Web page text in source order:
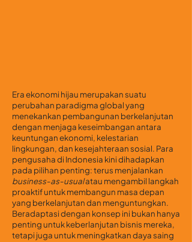
Era ekonomi hijau merupakan suatu
perubahan paradigma global yang
menekankan pembangunan berkelanjutan
dengan menjaga keseimbangan antara
keuntungan ekonomi, kelestarian
lingkungan, dan kesejahteraan sosial. Para
pengusaha di Indonesia kini dihadapkan
pada pilihan penting: terus menjalankan
business-as-usualatau mengambil langkah
proaktif untuk membangun masa depan
yang berkelanjutan dan menguntungkan.
Beradaptasi dengan konsep ini bukan hanya
penting untuk keberlanjutan bisnis mereka,
tetapi juga untuk meningkatkan daya saing